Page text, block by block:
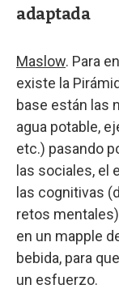
adaptada
Maslow. Para
existe la
base están las
agua potable,
etc.) pasando
las sociales, el
las cognitivas
retos
en un mapple
bebida, para
un esfuerzo.